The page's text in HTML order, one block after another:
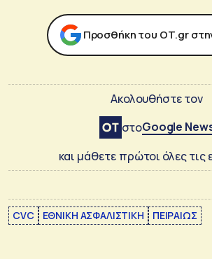
Προσθήκη του ΟΤ.gr
Ακολουθήστε τον
στοGoogle
και μάθετε πρώτοι όλες τις
CVC ΕΘΝΙΚΗ ΑΣΦΑΛΙΣΤΙΚΗ ΠΕΙΡΑΙΩΣ